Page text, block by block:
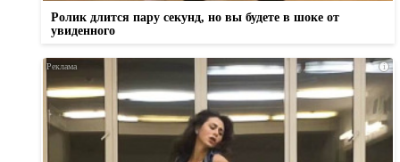
Ролик длится пару секунд, но вы будете в шоке от
увиденного
i